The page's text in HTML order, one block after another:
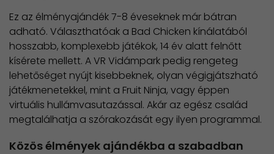
Ez az élményajándék 7-8 éveseknek már bátran
adható. Választhatóak a Bad Chicken kínálatából
hosszabb, komplexebb játékok, 14 év alatt felnőtt
kísérete mellett. A VR Vidámpark pedig rengeteg
lehetőséget nyújt kisebbeknek, olyan végigjátszható
játékmenetekkel, mint a Fruit Ninja, vagy éppen
virtuális hullámvasutazással. Akár az egész család
megtalálhatja a szórakozását egy ilyen programmal.
Közös élmények ajándékba a szabadban